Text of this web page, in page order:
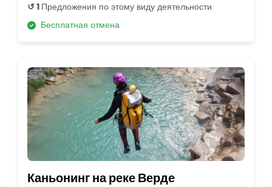
↺ 1 Предложения по этому виду деятельности
Бесплатная отмена
Каньонинг на реке Верде